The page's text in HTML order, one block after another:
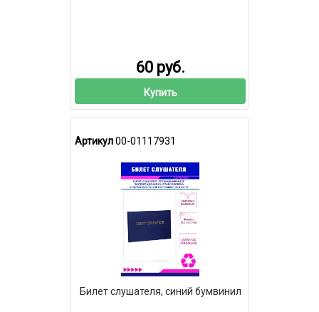
60 руб.
Купить
Артикул00-01117931
Билет слушателя, синий бумвинил